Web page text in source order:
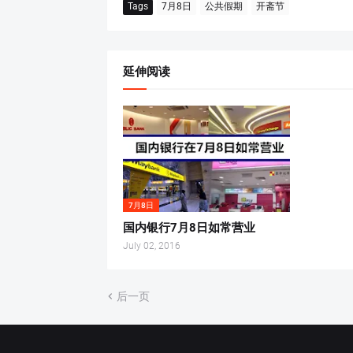
Tags 7月8日 公共假期 开斋节
延伸阅读
7月8日
国内银行7月8日如常营业
July 02, 2016
后一页